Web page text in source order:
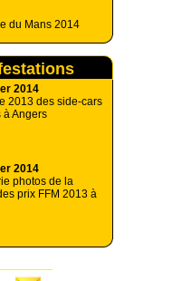
du Mans 2014
2014
2013 des side-cars
à Angers
2014
photos de la
prix FFM 2013 à